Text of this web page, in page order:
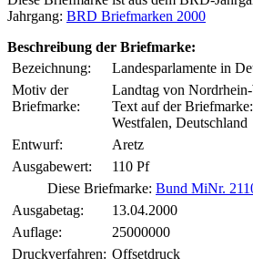
Jahrgang: BRD Briefmarken 2000
Beschreibung der Briefmarke:
Bezeichnung:
Landesparlamente in
Motiv der
Briefmarke:
Landtag von
Text auf der
Westfalen, Deutschland
Entwurf:
Aretz
Ausgabewert:
110 Pf
Diese Briefmarke: Bund MiNr.
Ausgabetag:
13.04.2000
Auflage:
25000000
Druckverfahren: Offsetdruck